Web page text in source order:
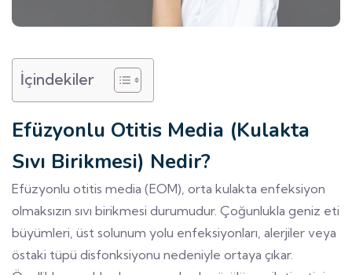
İçindekiler
Efüzyonlu Otitis Media (Kulakta
Sıvı Birikmesi) Nedir?
Efüzyonlu otitis media (EOM), orta kulakta enfeksiyon
olmaksızın sıvı birikmesi durumudur. Çoğunlukla geniz eti
büyümleri, üst solunum yolu enfeksiyonları, alerjiler veya
östaki tüpü disfonksiyonu nedeniyle ortaya çıkar.